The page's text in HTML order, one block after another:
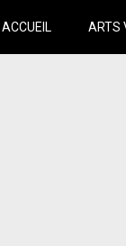
ACCUEIL ARTS